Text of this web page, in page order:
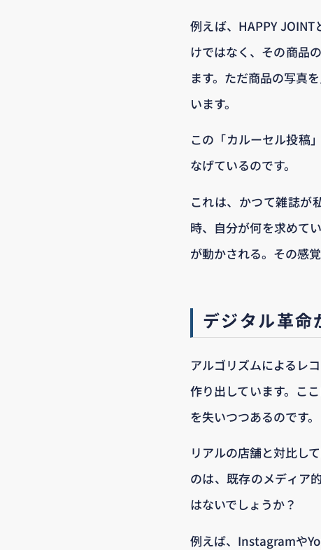
例えば、HAPPY
けではなく、その商品
ます。ただ商品の写真
います。
この「カルーセル投稿
なげているのです。
これは、かつて雑誌が
時、自分が何を求めて
が動かされる。その感
デジタル革命
アルゴリズムによるレ
作り出しています。こ
を失いつつあるのです。
リアルの店舗と対比し
のは、既存のメディア
はないでしょうか？
例えば、Instagramや